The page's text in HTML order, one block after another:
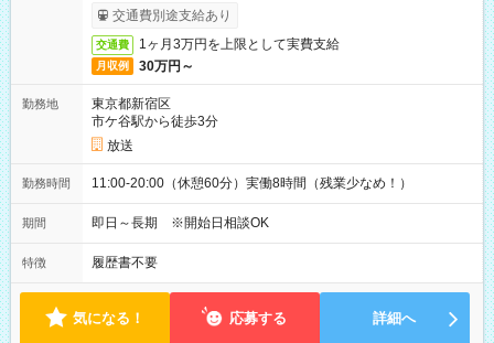
取りサービス利用可（利用条件有）
交通費別途支給あり
交通費 1ヶ月3万円を上限として実費支給
月収例 30万円～
勤務地
東京都新宿区
市ケ谷駅から徒歩3分
放送
勤務時間 11:00-20:00（休憩60分）実働8時間（残業少なめ！）
期間 即日～長期 ※開始日相談OK
特徴 履歴書不要
気になる！ 応募する 詳細へ